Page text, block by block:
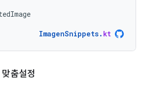
ImagenSnippets. kt
춤설정